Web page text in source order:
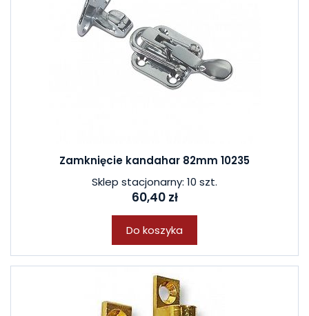
Zamknięcie kandahar 82mm 10235
Sklep stacjonarny: 10 szt.
60,40 zł
Do koszyka